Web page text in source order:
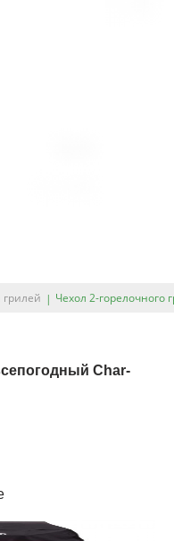
Чехол 2-горелочного
Char-